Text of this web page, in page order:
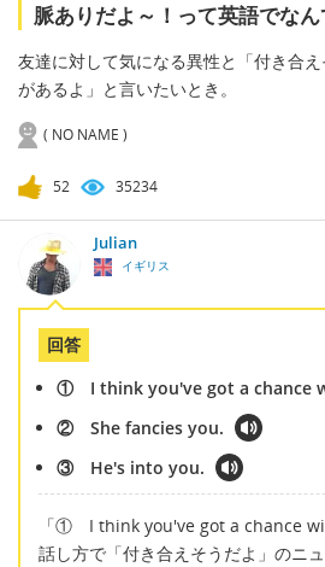
脈ありだよ～！って英語でなん
友達に対して気になる異性と「付き合
があるよ」と言いたいとき。
( NO NAME )
52 35234
Julian
イギリス
回答
① I think you've got a chance
② She fancies you.
③ He's into you.
「① I think you've got a chance
話し方で「付き合えそうだよ」のニ